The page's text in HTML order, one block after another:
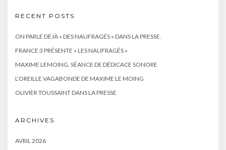
RECENT POSTS
ON PARLE DÉJÀ « DES NAUFRAGÉS » DANS LA PRESSE.
FRANCE 3 PRÉSENTE « LES NAUFRAGÉS »
MAXIME LEMOING, SÉANCE DE DÉDICACE SONORE
L’OREILLE VAGABONDE DE MAXIME LE MOING
OLIVIER TOUSSAINT DANS LA PRESSE
ARCHIVES
AVRIL 2026